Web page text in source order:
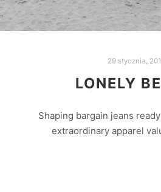
29 stycznia,
LONELY
Shaping bargain jeans
extraordinary apparel